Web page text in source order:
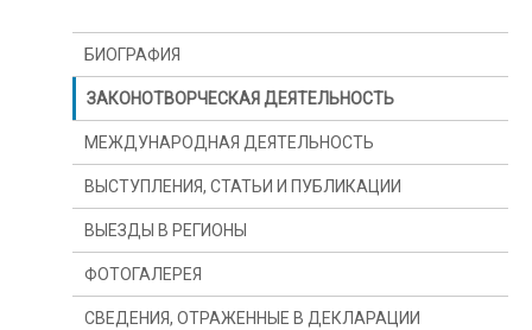
БИОГРАФИЯ
ЗАКОНОТВОРЧЕСКАЯ ДЕЯТЕЛЬНОСТЬ
МЕЖДУНАРОДНАЯ ДЕЯТЕЛЬНОСТЬ
ВЫСТУПЛЕНИЯ, СТАТЬИ И ПУБЛИКАЦИИ
ВЫЕЗДЫ В РЕГИОНЫ
ФОТОГАЛЕРЕЯ
СВЕДЕНИЯ, ОТРАЖЕННЫЕ В ДЕКЛАРАЦИИ